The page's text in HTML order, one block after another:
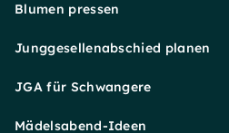
Blumen pressen
Junggesellenabschied planen
JGA für Schwangere
Mädelsabend-Ideen